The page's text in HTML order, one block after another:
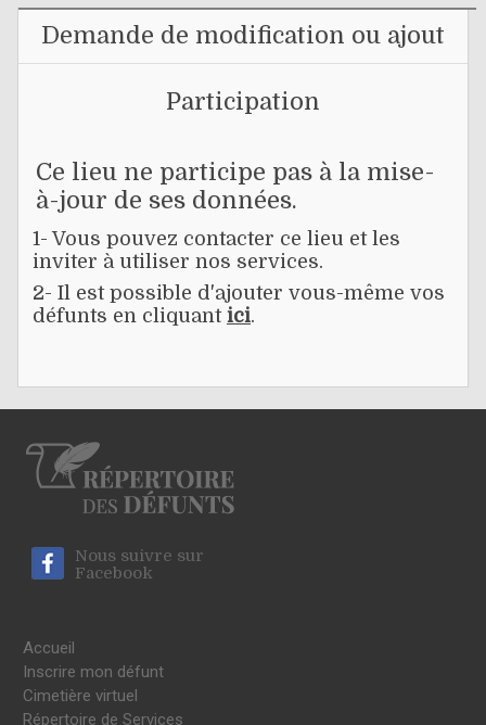
Demande de modification ou ajout
Participation
Ce lieu ne participe pas à la mise-
à-jour de ses données.
1- Vous pouvez contacter ce lieu et les
inviter à utiliser nos services.
2- Il est possible d'ajouter vous-même vos
défunts en cliquant ici.
Nous suivre sur
Facebook
Accueil
Inscrire mon défunt
Cimetière virtuel
Répertoire de Services